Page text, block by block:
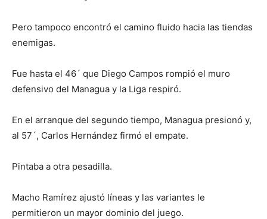
Pero tampoco encontró el camino fluido hacia las tiendas
enemigas.
Fue hasta el 46´ que Diego Campos rompió el muro
defensivo del Managua y la Liga respiró.
En el arranque del segundo tiempo, Managua presionó y,
al 57´, Carlos Hernández firmó el empate.
Pintaba a otra pesadilla.
Macho Ramírez ajustó líneas y las variantes le
permitieron un mayor dominio del juego.